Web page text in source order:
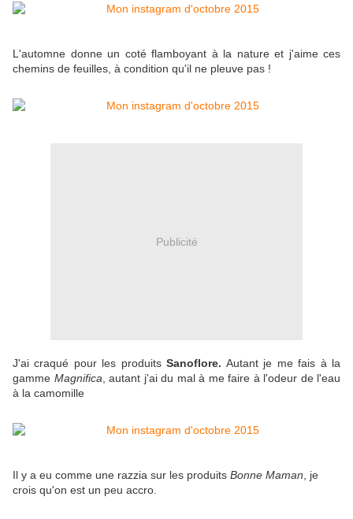
L'automne donne un coté flamboyant à la nature et j'aime ces
chemins de feuilles, à condition qu'il ne pleuve pas !
Publicité
J'ai craqué pour les produitsSanoflore. Autant je me fais à la
gamme Magnifica , autant j'ai du mal à me faire à l'odeur de l'eau
à la camomille
Il y a eu comme une razzia sur les produits Bonne Maman , je
crois qu'on est un peu accro.